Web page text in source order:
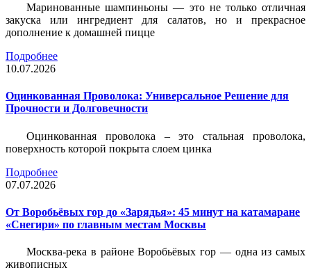
Маринованные шампиньоны — это не только отличная
закуска или ингредиент для салатов, но и прекрасное
дополнение к домашней пицце
Подробнее
10.07.2026
Оцинкованная Проволока: Универсальное Решение для
Прочности и Долговечности
Оцинкованная проволока – это стальная проволока,
поверхность которой покрыта слоем цинка
Подробнее
07.07.2026
От Воробьёвых гор до «Зарядья»: 45 минут на катамаране
«Снегири» по главным местам Москвы
Москва-река в районе Воробьёвых гор — одна из самых
живописных